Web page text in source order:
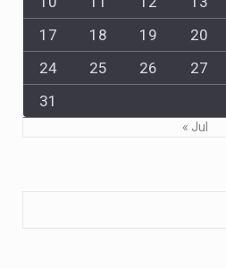
17
18 19 20
24
25 26 27
31
« Jul